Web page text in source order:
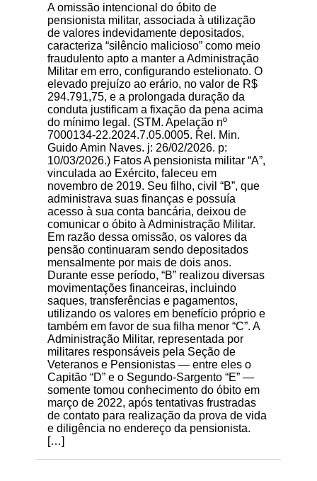
A omissão intencional do óbito de
pensionista militar, associada à utilização
de valores indevidamente depositados,
caracteriza “silêncio malicioso” como meio
fraudulento apto a manter a Administração
Militar em erro, configurando estelionato. O
elevado prejuízo ao erário, no valor de R$
294.791,75, e a prolongada duração da
conduta justificam a fixação da pena acima
do mínimo legal. (STM. Apelação nº
7000134-22.2024.7.05.0005. Rel. Min.
Guido Amin Naves. j: 26/02/2026. p:
10/03/2026.) Fatos A pensionista militar “A”,
vinculada ao Exército, faleceu em
novembro de 2019. Seu filho, civil “B”, que
administrava suas finanças e possuía
acesso à sua conta bancária, deixou de
comunicar o óbito à Administração Militar.
Em razão dessa omissão, os valores da
pensão continuaram sendo depositados
mensalmente por mais de dois anos.
Durante esse período, “B” realizou diversas
movimentações financeiras, incluindo
saques, transferências e pagamentos,
utilizando os valores em benefício próprio e
também em favor de sua filha menor “C”. A
Administração Militar, representada por
militares responsáveis pela Seção de
Veteranos e Pensionistas — entre eles o
Capitão “D” e o Segundo-Sargento “E” —
somente tomou conhecimento do óbito em
março de 2022, após tentativas frustradas
de contato para realização da prova de vida
e diligência no endereço da pensionista.
[…]